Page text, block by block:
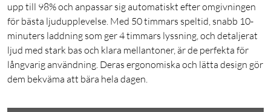
upp till 98% och anpassar sig automatiskt efter omgivningen
för bästa ljudupplevelse. Med 50 timmars speltid, snabb 10-
minuters laddning som ger 4 timmars lyssning, och detaljerat
ljud med stark bas och klara mellantoner, är de perfekta för
långvarig användning. Deras ergonomiska och lätta design gör
dem bekväma att bära hela dagen.